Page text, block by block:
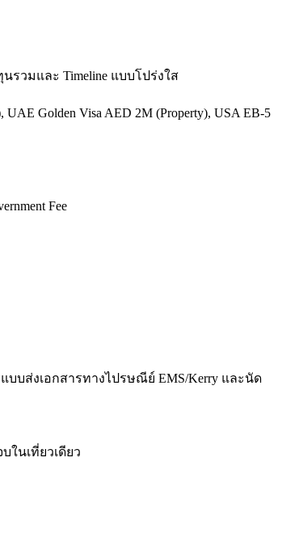
รวมและ Timeline แบบโปร่งใส
UAE Golden Visa AED 2M (Property), USA EB-5
Fee
บส่งเอกสารทางไปรษณีย์ EMS/Kerry และนัด
ในเที่ยวเดียว